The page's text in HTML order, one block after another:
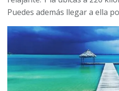
Puedes además llegar a ella